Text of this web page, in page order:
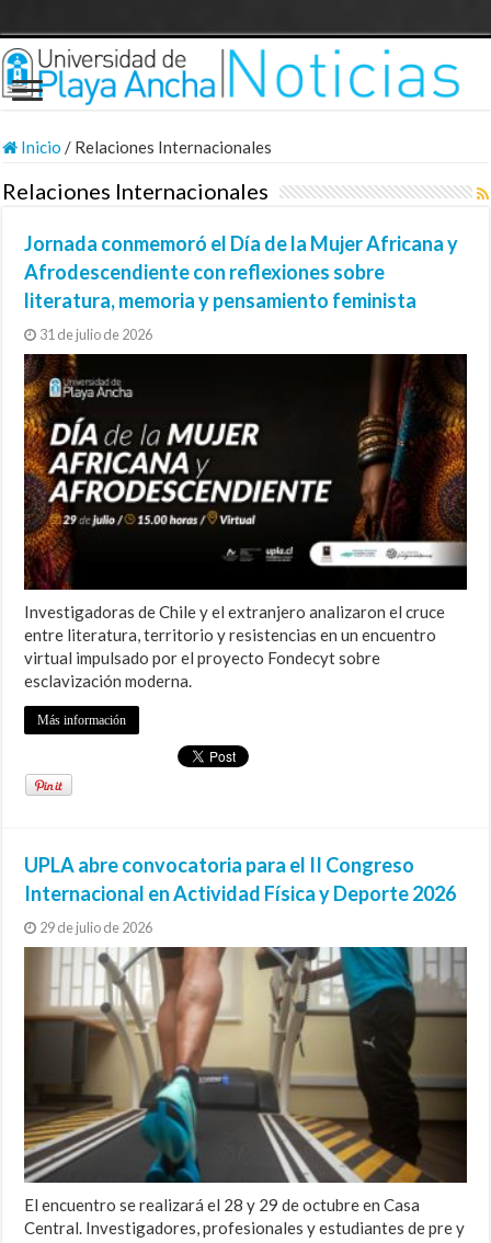
Inicio / Relaciones Internacionales
Relaciones Internacionales
Jornada conmemoró el Día de la Mujer Africana y
Afrodescendiente con reflexiones sobre
literatura, memoria y pensamiento feminista
31 de julio de 2026
Investigadoras de Chile y el extranjero analizaron el cruce
entre literatura, territorio y resistencias en un encuentro
virtual impulsado por el proyecto Fondecyt sobre
esclavización moderna.
Más información
UPLA abre convocatoria para el II Congreso
Internacional en Actividad Física y Deporte 2026
29 de julio de 2026
El encuentro se realizará el 28 y 29 de octubre en Casa
Central. Investigadores, profesionales y estudiantes de pre y